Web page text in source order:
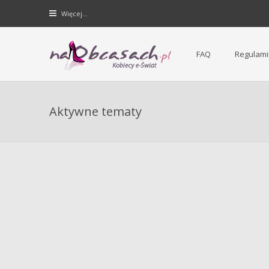
Więcej…
Forum dla kobiet | NaObcasach.pl
FAQ
Aktywne tematy